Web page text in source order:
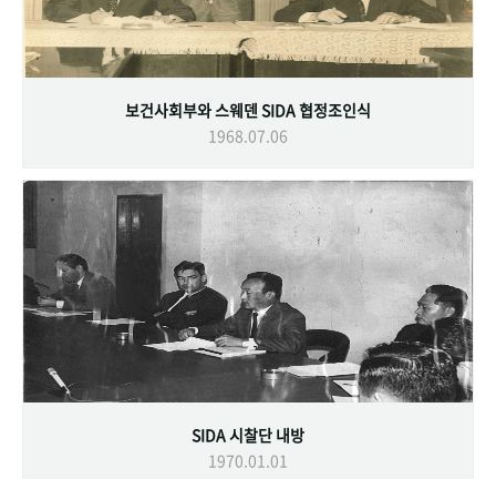
보건사회부와 스웨덴 SIDA 협정조인식
1968.07.06
SIDA 시찰단 내방
1970.01.01